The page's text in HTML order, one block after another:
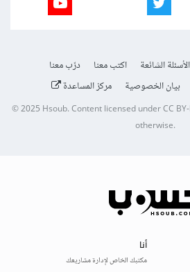
الأسئلة الشائعة اكتب معنا
درّب معنا
بيان الخصوصية مركز المساعدة
© 2025Hsoub.Content licensed underCC
otherwise.